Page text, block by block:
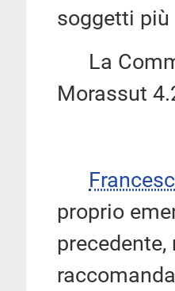
soggetti
La
Morassut
proprio